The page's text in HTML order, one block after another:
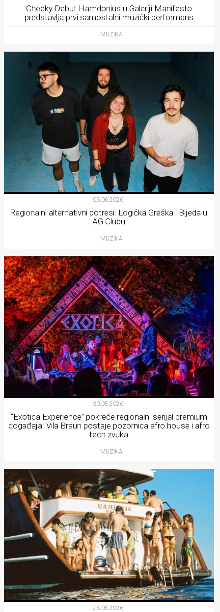
Cheeky Debut Hamdonius u Galeriji Manifesto
predstavlja prvi samostalni muzički performans
MUZIKA
03.06.2026.
Regionalni alternativni potresi: Logička Greška i Bijeda u
AG Clubu
MUZIKA
30.05.2026.
“Exotica Experience” pokreće regionalni serijal premium
događaja: Vila Braun postaje pozornica afro house i afro
tech zvuka
MUZIKA
26.05.2026.